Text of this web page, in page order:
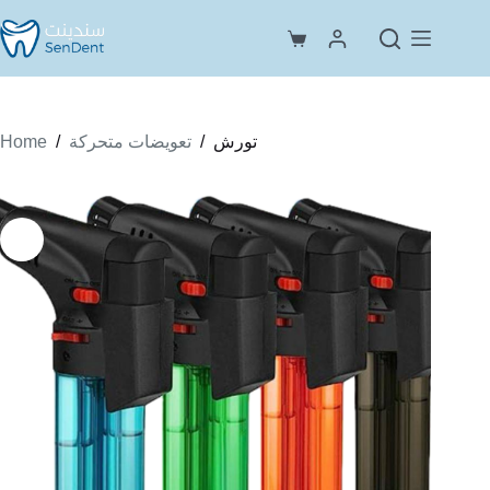
to
content
Shopping
Home / تعويضات متحركة / تورش